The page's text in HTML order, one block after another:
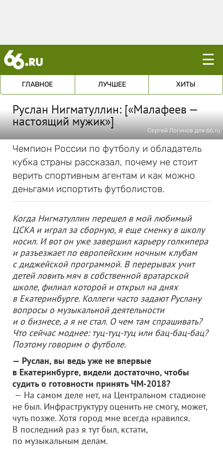
☰
ГЛАВНОЕ ЛУЧШЕЕ ХИТЫ
Руслан Нигматуллин: [«Малафеев —
настоящий мужик»]
Сергей Логинов для 66.ru
Чемпион России по футболу и обладатель
кубка страны рассказал, почему не стоит
верить спортивным агентам и как можно
деньгами испортить футболистов.
Когда Нигматуллин перешел в мой любимый
ЦСКА и играл за сборную, я еще сменку в школу
носил. И вот он уже завершил карьеру голкипера
и разъезжает по европейским ночным клубам
с диджейской программой. В перерывах учит
детей ловить мяч в собственной вратарской
школе, филиал которой и открыл на днях
в Екатеринбурге. Коллеги часто задают Руслану
вопросы о музыкальной деятельности
и о бизнесе, а я не стал. О чем там спрашивать?
Что сейчас моднее: туц-туц-туц или бац-бац-бац?
Поэтому говорим о футболе.
— Руслан, вы ведь уже не впервые
в Екатеринбурге, видели достаточно, чтобы
судить о готовности принять ЧМ-2018?
— На самом деле нет, на Центральном стадионе
не был. Инфраструктуру оценить не смогу, может,
чуть позже. Хотя город мне всегда нравился.
В последний раз я тут был, кстати,
по музыкальным делам.